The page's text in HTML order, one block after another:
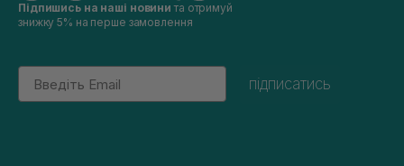
Підпишись на наші новини та отримуй
знижку 5% на перше замовлення
Email
підписатись